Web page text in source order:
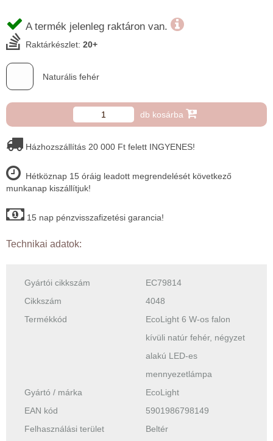
A termék jelenleg raktáron van.
Raktárkészlet: 20+
Naturális fehér
db kosárba
Házhozszállítás 20 000 Ft felett INGYENES!
Hétköznap 15 óráig leadott megrendelését következő
munkanap kiszállítjuk!
15 nap pénzvisszafizetési garancia!
Technikai adatok:
Gyártói cikkszám
EC79814
Cikkszám
4048
Termékkód
EcoLight 6 W-os falon
kívüli natúr fehér, négyzet
alakú LED-es
mennyezetlámpa
Gyártó / márka
EcoLight
EAN kód
5901986798149
Felhasználási terület
Beltér